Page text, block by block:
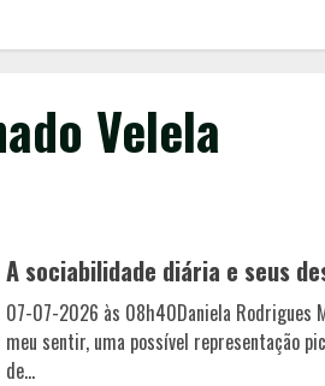
Velela
A sociabilidade diária e seus
07-07-2026 às 08h40Daniela Rodrigues
meu sentir, uma possível representação
de...